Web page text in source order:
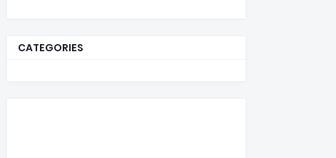
CATEGORIES